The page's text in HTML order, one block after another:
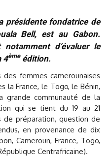
présidente fondatrice de
Bell, est au Gabon.
d’évaluer le
4èmeédition.
des femmes camerounaises
la France, le Togo, le Bénin,
grande communauté de la
qui se tient du 19 au 21
de préparation, question de
en provenance de dix
Cameroun, France, Togo,
Centrafricaine).